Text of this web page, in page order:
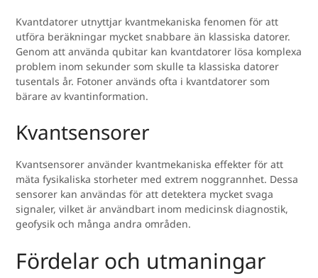
Kvantdatorer utnyttjar kvantmekaniska fenomen för att
utföra beräkningar mycket snabbare än klassiska datorer.
Genom att använda qubitar kan kvantdatorer lösa komplexa
problem inom sekunder som skulle ta klassiska datorer
tusentals år. Fotoner används ofta i kvantdatorer som
bärare av kvantinformation.
Kvantsensorer
Kvantsensorer använder kvantmekaniska effekter för att
mäta fysikaliska storheter med extrem noggrannhet. Dessa
sensorer kan användas för att detektera mycket svaga
signaler, vilket är användbart inom medicinsk diagnostik,
geofysik och många andra områden.
Fördelar och utmaningar